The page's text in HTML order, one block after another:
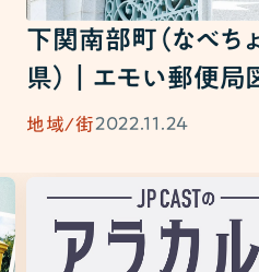
下関南部町（なべち
県）｜エモい郵便
地域/街2022.11.24